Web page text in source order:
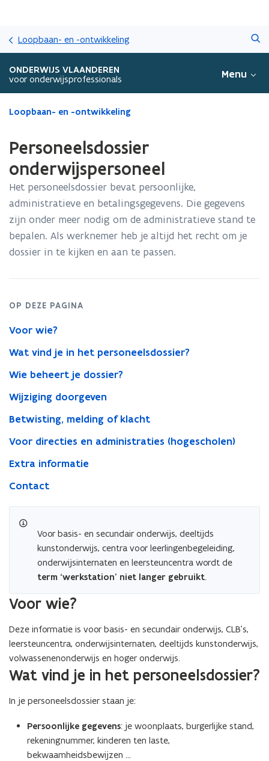
Loopbaan- en -ontwikkeling
ONDERWIJS VLAANDEREN
voor onderwijsprofessionals Menu
Gedaan
zich
op:
Personeelsdossier
Loopbaan- en -ontwikkeling
Personeelsdossier
onderwijspersoneel
Het personeelsdossier bevat persoonlijke,
administratieve en betalingsgegevens. Die gegevens
zijn onder meer nodig om de administratieve stand te
bepalen. Als werknemer heb je altijd het recht om je
dossier in te kijken en aan te passen.
OP DEZE PAGINA
Voor wie?
Wat vind je in het personeelsdossier?
Wie beheert je dossier?
Wijziging doorgeven
Betwisting, melding of klacht
Voor directies en administraties (hogescholen)
Extra informatie
Contact
Voor basis- en secundair onderwijs, deeltijds
kunstonderwijs, centra voor leerlingenbegeleiding,
onderwijsinternaten en leersteuncentra wordt de
term ‘werkstation’ niet langer gebruikt.
Voor wie?
Deze informatie is voor basis- en secundair onderwijs, CLB’s,
leersteuncentra, onderwijsinternaten, deeltijds kunstonderwijs,
volwassenenonderwijs en hoger onderwijs.
Wat vind je in het personeelsdossier?
In je personeelsdossier staan je:
Persoonlijke gegevens: je woonplaats, burgerlijke stand,
rekeningnummer, kinderen ten laste,
bekwaamheidsbewijzen …